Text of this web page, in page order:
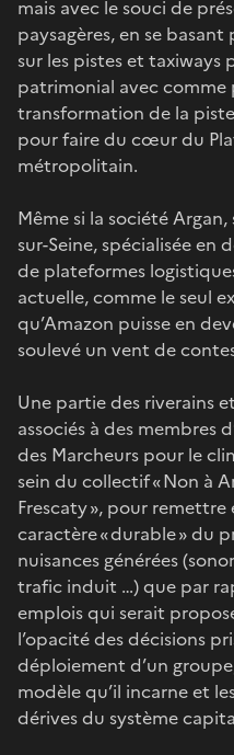
mais avec le souci de
paysagères, en se
sur les pistes et taxiways
patrimonial avec
transformation de la
pour faire du cœur du
métropolitain.
Même si la société
sur-Seine, spécialisée
de plateformes
actuelle, comme le seul
qu’Amazon puisse en
soulevé un vent de
Une partie des riverains
associés à des membres
des Marcheurs pour le
sein du collectif « Non à
Frescaty », pour remettre
caractère « durable » du
nuisances générées
trafic induit …) que par
emplois qui serait
l’opacité des décisions
déploiement d’un
modèle qu’il incarne et
dérives du système